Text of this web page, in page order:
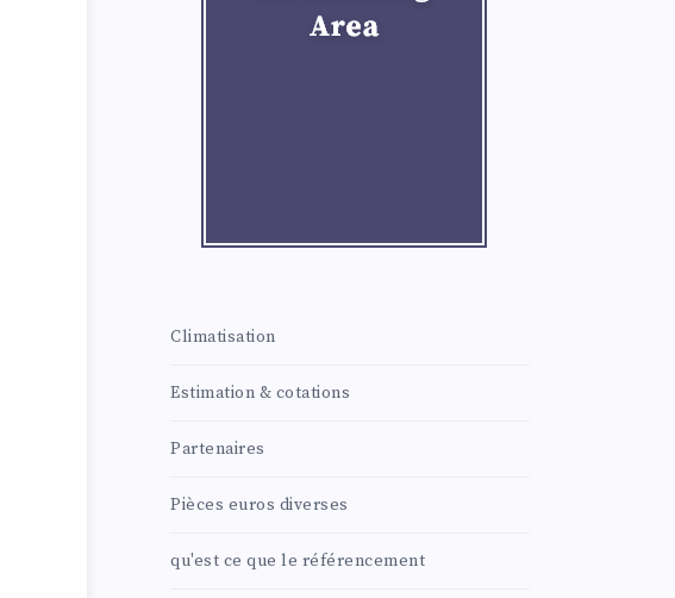
Climatisation
Estimation & cotations
Partenaires
Pièces euros diverses
qu'est ce que le référencement